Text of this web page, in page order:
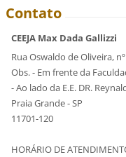
Contato
CEEJA Max Dada Gallizzi
Rua Oswaldo de Oliveira,
Obs. - Em frente da
- Ao lado da E.E. DR.
Praia Grande - SP
11701-120
HORÁRIO DE